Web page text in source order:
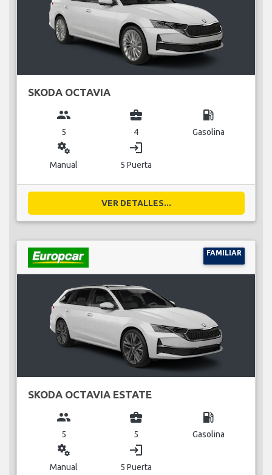
SKODA OCTAVIA
group
5
business_center
4
local_gas_station
Gasolina
miscellaneous_services
Manual
login
5 Puerta
VER DETALLES...
FAMILIAR
SKODA OCTAVIA ESTATE
group
5
business_center
5
local_gas_station
Gasolina
miscellaneous_services
Manual
login
5 Puerta